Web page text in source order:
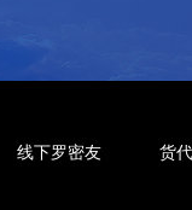
线下罗密友 货